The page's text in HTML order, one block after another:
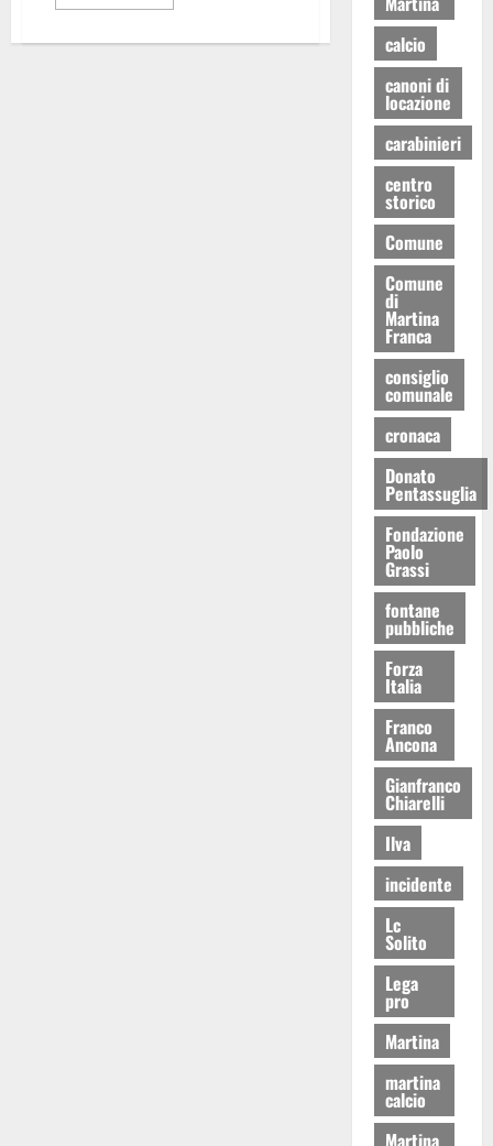
calcio
canoni di
locazione
carabinieri
centro
storico
Comune
Comune
di
Martina
Franca
consiglio
comunale
cronaca
Donato
Pentassuglia
Fondazione
Paolo
Grassi
fontane
pubbliche
Forza
Italia
Franco
Ancona
Gianfranco
Chiarelli
Ilva
incidente
Lc
Solito
Lega
pro
Martina
martina
calcio
Martina